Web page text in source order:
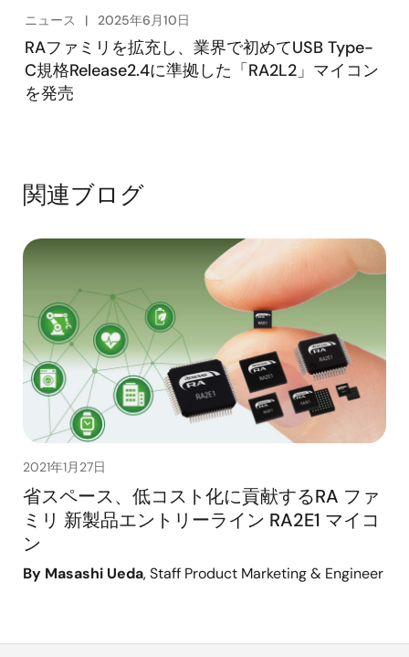
ニュース 2025年6月10日
RAファミリを拡充し、業界で初めてUSB Type-
C規格Release2.4に準拠した「RA2L2」マイコン
を発売
関連ブログ
2021年1月27日
省スペース、低コスト化に貢献するRA ファ
ミリ 新製品エントリーライン RA2E1 マイコ
ン
By Masashi Ueda, Staff Product Marketing & Engineer